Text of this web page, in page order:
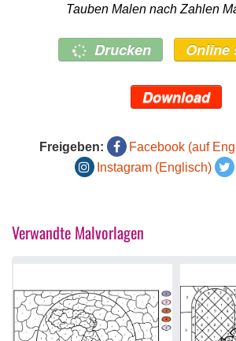
Tauben Malen nach Zahlen
Drucken Online
Download
Freigeben: Facebook (auf
Instagram (Englisch)
Verwandte Malvorlagen